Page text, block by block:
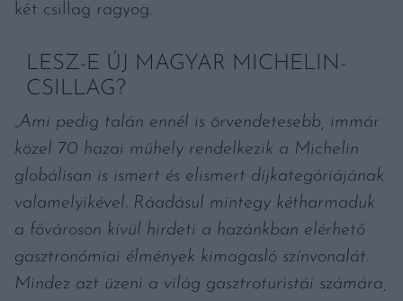
két csillag ragyog.
LESZ-E ÚJ MAGYAR MICHELIN-
CSILLAG?
„Ami pedig talán ennél is örvendetesebb, immár
közel 70 hazai műhely rendelkezik a Michelin
globálisan is ismert és elismert díjkategóriájának
valamelyikével. Ráadásul mintegy kétharmaduk
a fővároson kívül hirdeti a hazánkban elérhető
gasztronómiai élmények kimagasló színvonalát.
Mindez azt üzeni a világ gasztroturistái számára,